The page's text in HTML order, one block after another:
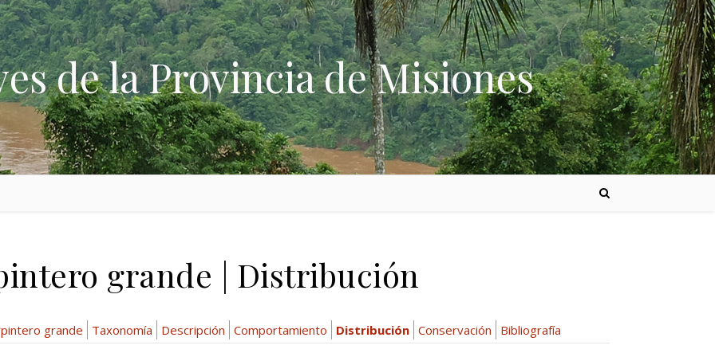
de la Provincia de Misiones
grande | Distribución
grande Taxonomía Descripción Comportamiento Distribución Conservación Bibliografía